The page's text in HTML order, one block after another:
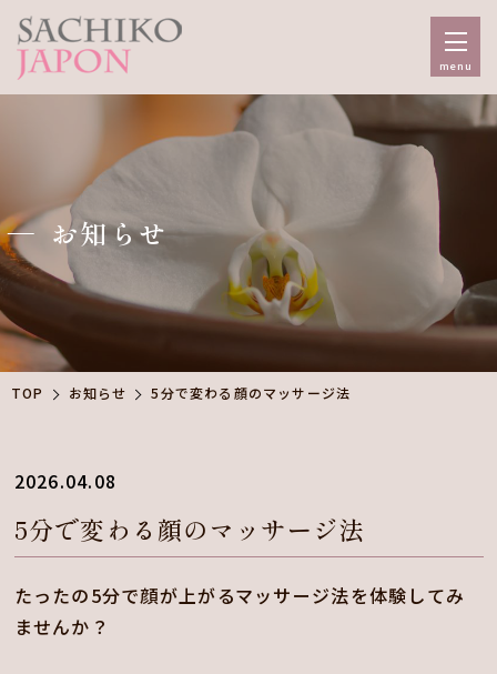
menu
お知らせ
TOP お知らせ 5分で変わる顔のマッサージ法
2026.04.08
5分で変わる顔のマッサージ法
たったの5分で顔が上がるマッサージ法を体験してみ
ませんか？